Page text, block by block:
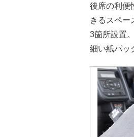
後席の利便
きるスペー
3箇所設置
細い紙パッ